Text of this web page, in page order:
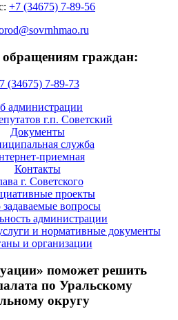
+7 (34675) 7-89-56
обращениям граждан:
(34675) 7-89-73
администрации
г.п. Советский
Документы
служба
приемная
Контакты
г. Советского
проекты
задаваемые вопросы
администрации
и нормативные документы
и организации
поможет решить
по Уральскому
округу